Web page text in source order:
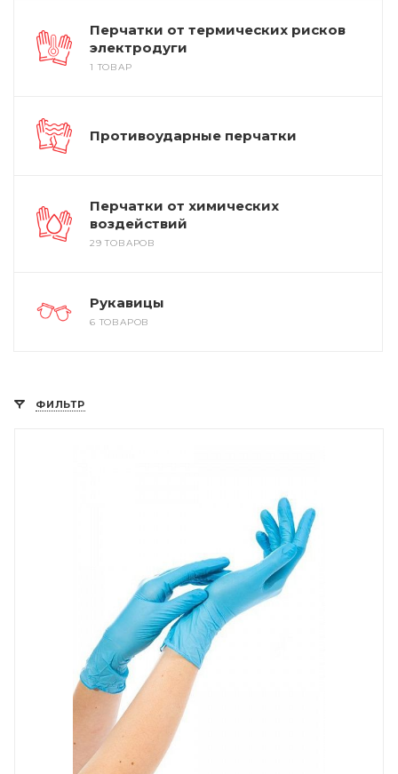
Перчатки от термических рисков
электродуги
1 ТОВАР
Противоударные перчатки
Перчатки от химических
воздействий
29 ТОВАРОВ
Рукавицы
6 ТОВАРОВ
ФИЛЬТР